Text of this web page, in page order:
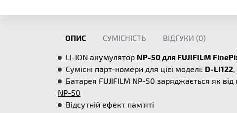
ОПИС СУМІСНІСТЬ ВІДГУКИ (0)
LI-ION акумулятор NP-50 для FUJIFILM
Сумісні парт-номери для цієї моделі: D-LI122,
Батарея FUJIFILM NP-50 заряджається як
NP-50
Відсутній ефект пам'яті